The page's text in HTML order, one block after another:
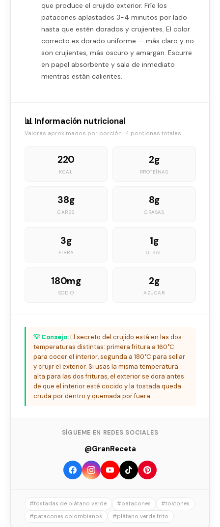
que produce el crujido exterior. Fríe los
patacones aplastados 3-4 minutos por lado
hasta que estén dorados y crujientes. El color
correcto es dorado uniforme — más claro y no
son crujientes, más oscuro y amargan. Escurre
en papel absorbente y sala de inmediato
mientras están calientes.
📊 Información nutricional
Valores aproximados por porción · 4 porciones totales
220
KCAL
2g
PROTEÍNAS
38g
CARBS
8g
GRASAS
3g
FIBRA
1g
G. SAT.
180mg
SODIO
2g
AZÚCAR
💡 Consejo:El secreto del crujido está en las dos
temperaturas distintas: primera fritura a 160°C
para cocer el interior, segunda a 180°C para sellar
y crujir el exterior. Si usas la misma temperatura
alta para las dos frituras, el exterior se dora antes
de que el interior esté cocido y la tostada queda
cruda por dentro y quemada por fuera.
SÍGUEME EN REDES SOCIALES
@GranReceta
#tostadas de plátano verde #patacones
#tostones
#patacones colombianos
#plátano verde frito